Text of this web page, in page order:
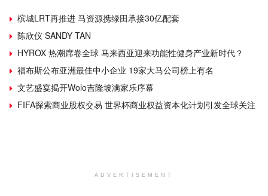
槟城LRT再推进 马资源携绿田承接30亿配套
陈欣仪 SANDY TAN
HYROX 热潮席卷全球 马来西亚迎来功能性健身产业新时代？
福布斯公布亚洲最佳中小企业 19家大马公司榜上有名
文艺盛宴揭开Wolo吉隆坡满家乐序幕
FIFA探索商业股权交易 世界杯商业权益资本化计划引发全球关注
ADVERTISEMENT